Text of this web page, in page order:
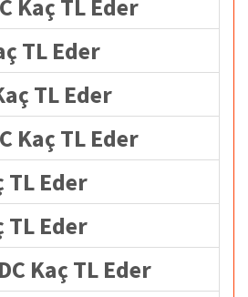
Kaç TL Eder
TL Eder
TL Eder
Kaç TL Eder
TL Eder
TL Eder
Kaç TL Eder